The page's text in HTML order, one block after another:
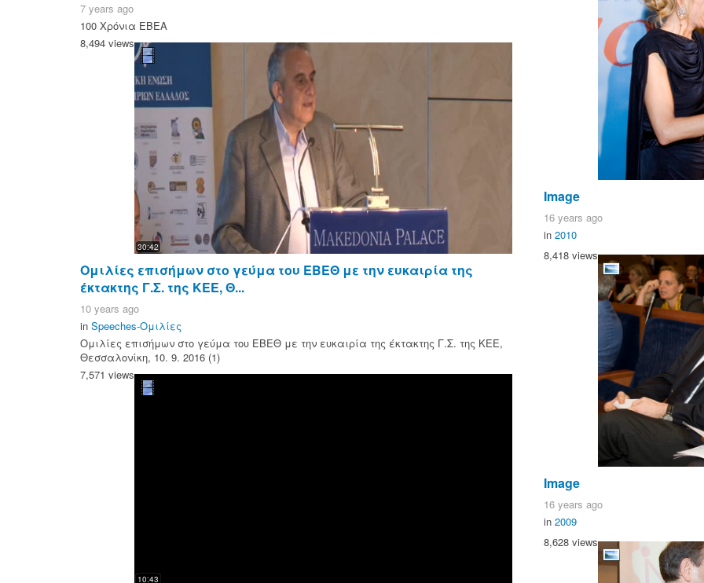
7 years ago
100 Χρόνια ΕΒΕΑ
8,494 views
30:42
Ομιλίες επισήμων στο γεύμα του ΕΒΕΘ με την ευκαιρία της
έκτακτης Γ.Σ. της ΚΕΕ, Θ...
10 years ago
in Speeches-Ομιλίες
Ομιλίες επισήμων στο γεύμα του ΕΒΕΘ με την ευκαιρία της έκτακτης Γ.Σ. της ΚΕΕ,
Θεσσαλονίκη, 10. 9. 2016 (1)
7,571 views
10:43
Image
16 years ago
in 2010
8,418 views
Image
16 years ago
in 2009
8,628 views